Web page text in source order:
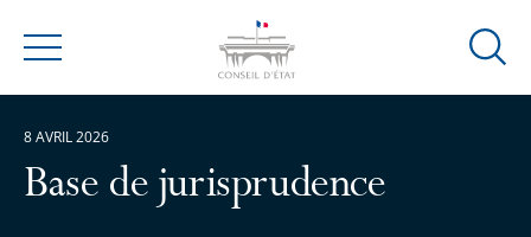
Menu
Ouvrir
Base de jurisprudence
8 AVRIL 2026